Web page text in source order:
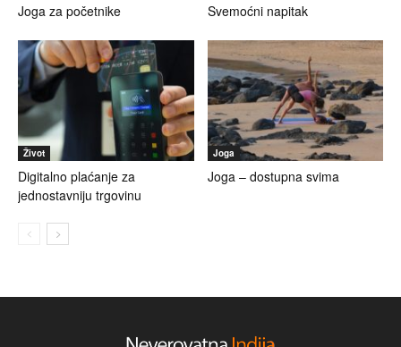
Joga za početnike Svemoćni napitak
Život
Digitalno plaćanje za
jednostavniju trgovinu
Joga
Joga – dostupna svima